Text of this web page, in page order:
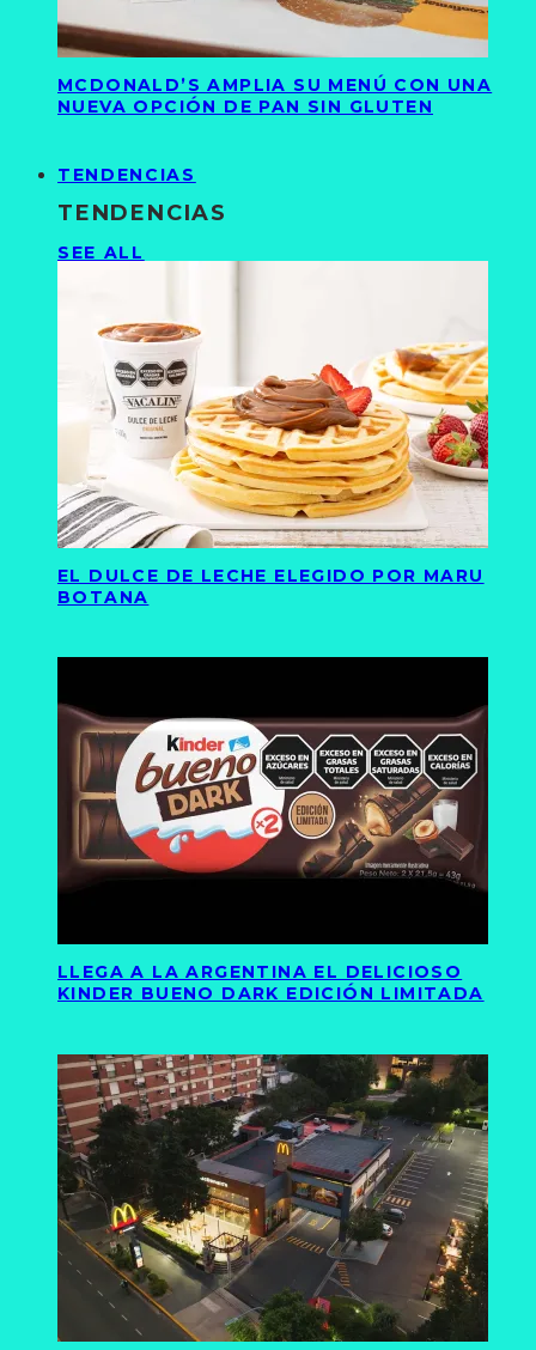
MCDONALD’S AMPLIA SU MENÚ CON UNA
NUEVA OPCIÓN DE PAN SIN GLUTEN
TENDENCIAS
TENDENCIAS
SEE ALL
EL DULCE DE LECHE ELEGIDO POR MARU
BOTANA
LLEGA A LA ARGENTINA EL DELICIOSO
KINDER BUENO DARK EDICIÓN LIMITADA